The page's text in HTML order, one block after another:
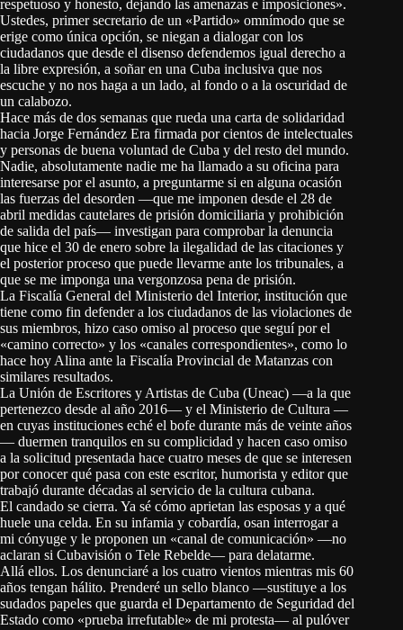
respetuoso y honesto, dejando las amenazas e imposiciones».
Ustedes, primer secretario de un «Partido» omnímodo que se
erige como única opción, se niegan a dialogar con los
ciudadanos que desde el disenso defendemos igual derecho a
la libre expresión, a soñar en una Cuba inclusiva que nos
escuche y no nos haga a un lado, al fondo o a la oscuridad de
un calabozo.
Hace más de dos semanas que rueda una carta de solidaridad
hacia Jorge Fernández Era firmada por cientos de intelectuales
y personas de buena voluntad de Cuba y del resto del mundo.
Nadie, absolutamente nadie me ha llamado a su oficina para
interesarse por el asunto, a preguntarme si en alguna ocasión
las fuerzas del desorden —que me imponen desde el 28 de
abril medidas cautelares de prisión domiciliaria y prohibición
de salida del país— investigan para comprobar la denuncia
que hice el 30 de enero sobre la ilegalidad de las citaciones y
el posterior proceso que puede llevarme ante los tribunales, a
que se me imponga una vergonzosa pena de prisión.
La Fiscalía General del Ministerio del Interior, institución que
tiene como fin defender a los ciudadanos de las violaciones de
sus miembros, hizo caso omiso al proceso que seguí por el
«camino correcto» y los «canales correspondientes», como lo
hace hoy Alina ante la Fiscalía Provincial de Matanzas con
similares resultados.
La Unión de Escritores y Artistas de Cuba (Uneac) —a la que
pertenezco desde al año 2016— y el Ministerio de Cultura —
en cuyas instituciones eché el bofe durante más de veinte años
— duermen tranquilos en su complicidad y hacen caso omiso
a la solicitud presentada hace cuatro meses de que se interesen
por conocer qué pasa con este escritor, humorista y editor que
trabajó durante décadas al servicio de la cultura cubana.
El candado se cierra. Ya sé cómo aprietan las esposas y a qué
huele una celda. En su infamia y cobardía, osan interrogar a
mi cónyuge y le proponen un «canal de comunicación» —no
aclaran si Cubavisión o Tele Rebelde— para delatarme.
Allá ellos. Los denunciaré a los cuatro vientos mientras mis 60
años tengan hálito. Prenderé un sello blanco —sustituye a los
sudados papeles que guarda el Departamento de Seguridad del
Estado como «prueba irrefutable» de mi protesta— al pulóver